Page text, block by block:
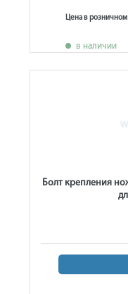
Цена в розничном
в наличии
Болт крепления